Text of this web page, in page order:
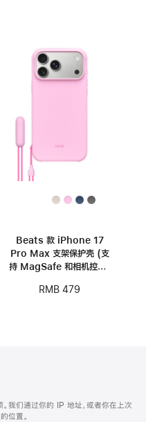
Beats 款 iPhone 17
Pro Max 支架保护壳 (支
持 MagSafe 和相机控制)
RMB 479
我们通过你的 IP 地址，或者你在上次
位置。